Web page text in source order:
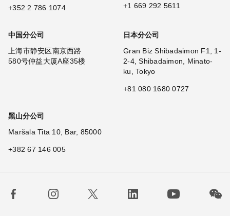
+352 2 786 1074
+1 669 292 5611
中国分公司
上海市静安区南京西路
580号仲益大厦A座35楼
日本分公司
Gran Biz Shibadaimon F1, 1-
2-4, Shibadaimon, Minato-
ku, Tokyo
+81 080 1680 0727
黑山分公司
Maršala Tita 10, Bar, 85000
+382 67 146 005